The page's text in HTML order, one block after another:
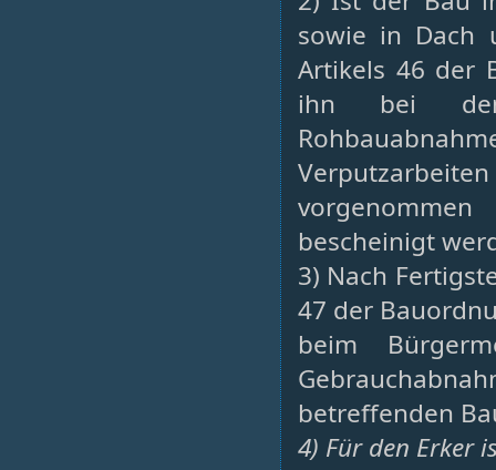
sowie in Dach
Artikels 46 der
ihn bei
bescheinigt
3) Nach
47 der
beim
betreffenden
4) Für den Erker